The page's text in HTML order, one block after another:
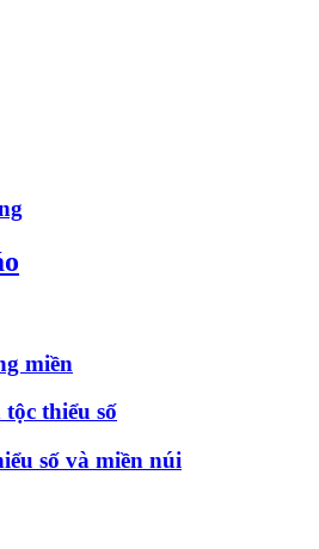
miền
thiểu số
số và miền núi